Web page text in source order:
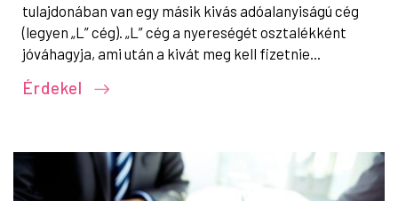
tulajdonában van egy másik kivás adóalanyiságú cég
(legyen „L” cég). „L” cég a nyereségét osztalékként
jóváhagyja, ami után a kivát meg kell fizetnie...
Érdekel